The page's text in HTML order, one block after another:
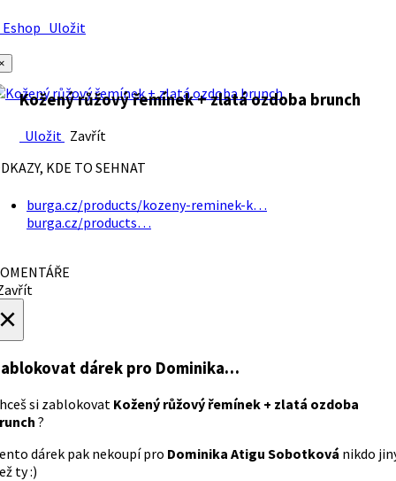
Uložit
Kožený růžový řemínek + zlatá ozdoba brunch
Uložit Zavřít
KDE TO SEHNAT
burga.cz/products/kozeny-reminek-k…
burga.cz/products…
dárek pro Dominika…
si zablokovat Kožený růžový řemínek + zlatá ozdoba
?
dárek pak nekoupí pro Dominika Atigu Sobotková nikdo
ty :)